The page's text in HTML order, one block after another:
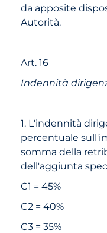
da apposite
Autorità.
Art. 16
Indennità
1. L'indennità
percentuale
somma della
dell'aggiunta
C1 = 45%
C2 = 40%
C3 = 35%